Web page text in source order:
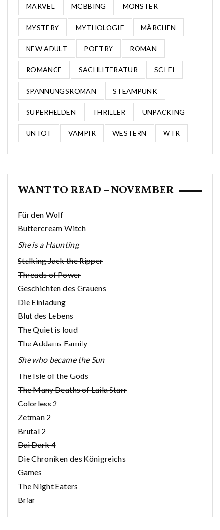
MARVEL MOBBING MONSTER
MYSTERY MYTHOLOGIE MÄRCHEN
NEW ADULT POETRY ROMAN
ROMANCE SACHLITERATUR SCI-FI
SPANNUNGSROMAN STEAMPUNK
SUPERHELDEN THRILLER UNPACKING
UNTOT VAMPIR WESTERN WTR
WANT TO READ – NOVEMBER
Für den Wolf
Buttercream Witch
She is a Haunting
Stalking Jack the Ripper
Threads of Power
Geschichten des Grauens
Die Einladung
Blut des Lebens
The Quiet is loud
The Addams Family
She who became the Sun
The Isle of the Gods
The Many Deaths of Laila Starr
Colorless 2
Zetman 2
Brutal 2
Dai Dark 4
Die Chroniken des Königreichs
Games
The Night Eaters
Briar